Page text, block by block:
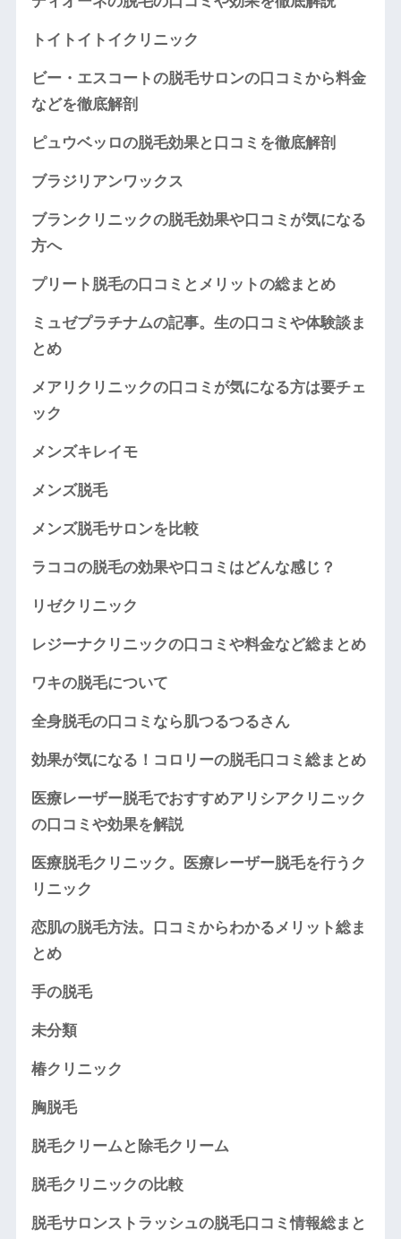
トイトイトイクリニック
ビー・エスコートの脱毛サロンの口コミから料金
などを徹底解剖
ピュウベッロの脱毛効果と口コミを徹底解剖
ブラジリアンワックス
ブランクリニックの脱毛効果や口コミが気になる
方へ
プリート脱毛の口コミとメリットの総まとめ
ミュゼプラチナムの記事。生の口コミや体験談ま
とめ
メアリクリニックの口コミが気になる方は要チェ
ック
メンズキレイモ
メンズ脱毛
メンズ脱毛サロンを比較
ラココの脱毛の効果や口コミはどんな感じ？
リゼクリニック
レジーナクリニックの口コミや料金など総まとめ
ワキの脱毛について
全身脱毛の口コミなら肌つるつるさん
効果が気になる！コロリーの脱毛口コミ総まとめ
医療レーザー脱毛でおすすめアリシアクリニック
の口コミや効果を解説
医療脱毛クリニック。医療レーザー脱毛を行うク
リニック
恋肌の脱毛方法。口コミからわかるメリット総ま
とめ
手の脱毛
未分類
椿クリニック
胸脱毛
脱毛クリームと除毛クリーム
脱毛クリニックの比較
脱毛サロンストラッシュの脱毛口コミ情報総まと